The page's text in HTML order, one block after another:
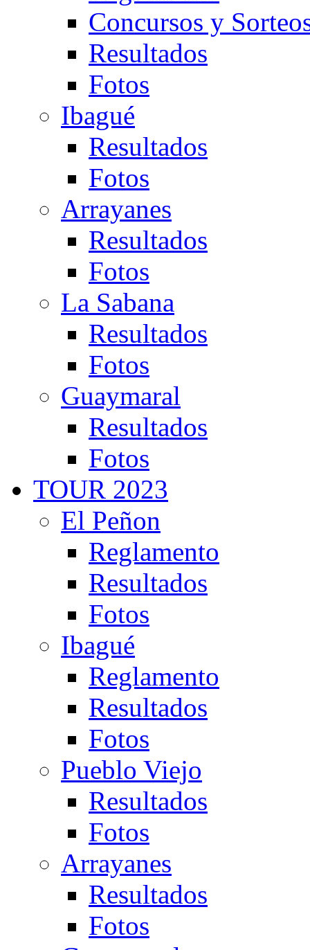
Concursos y
Resultados
Fotos
Ibagué
Resultados
Fotos
Arrayanes
Resultados
Fotos
La Sabana
Resultados
Fotos
Guaymaral
Resultados
Fotos
TOUR 2023
El Peñon
Reglamento
Resultados
Fotos
Ibagué
Reglamento
Resultados
Fotos
Pueblo Viejo
Resultados
Fotos
Arrayanes
Resultados
Fotos